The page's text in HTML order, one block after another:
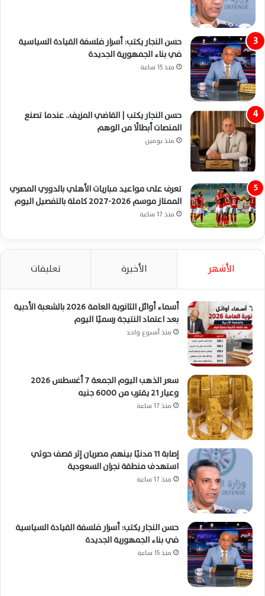
حسن النجار يكتب: أسرار فلسفة القيادة السياسية
في بناء الجمهورية الجديدة
منذ 15 ساعة
حسن النجار يكتب | القاضي المزيف.. عندما تصنع
المنصات أبطالًا من الوهم
منذ يومين
تعرف على مواعيد مباريات الأهلي بالدوري المصري
الممتاز موسم 2026-2027 كاملة بالتفصيل اليوم
منذ 17 ساعة
الأشهر الأخيرة تعليقات
أسماء أوائل الثانوية العامة 2026 بالشعبة الأدبية
بعد اعتماد النتيجة رسميًا اليوم
منذ أسبوع واحد
سعر الذهب اليوم الجمعة 7 أغسطس 2026
وعيار 21 يقترب من 6000 جنيه
منذ 17 ساعة
إصابة 11 مدنيًا بينهم مصريان إثر قصف حوثي
استهدف منطقة نجران السعودية
منذ 17 ساعة
حسن النجار يكتب: أسرار فلسفة القيادة السياسية
في بناء الجمهورية الجديدة
منذ 15 ساعة